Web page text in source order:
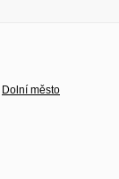
Dolní město